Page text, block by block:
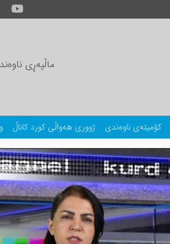
ماڵپەڕی
کۆمیتەی ناوەندی ژووری هەواڵی کورد کاناڵ